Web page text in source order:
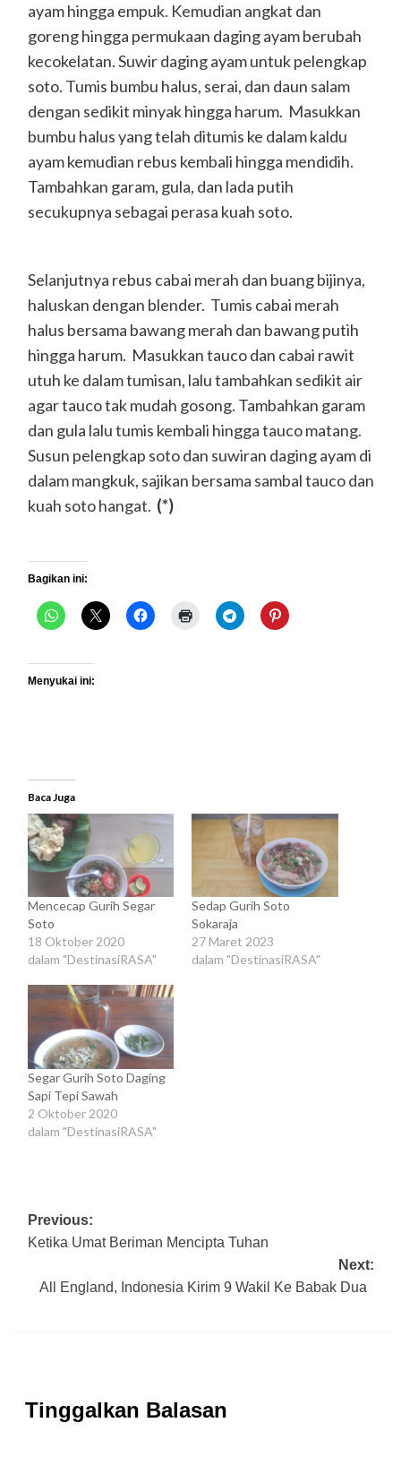
ayam hingga empuk. Kemudian angkat dan
goreng hingga permukaan daging ayam berubah
kecokelatan. Suwir daging ayam untuk pelengkap
soto. Tumis bumbu halus, serai, dan daun salam
dengan sedikit minyak hingga harum. Masukkan
bumbu halus yang telah ditumis ke dalam kaldu
ayam kemudian rebus kembali hingga mendidih.
Tambahkan garam, gula, dan lada putih
secukupnya sebagai perasa kuah soto.
Selanjutnya rebus cabai merah dan buang bijinya,
haluskan dengan blender. Tumis cabai merah
halus bersama bawang merah dan bawang putih
hingga harum. Masukkan tauco dan cabai rawit
utuh ke dalam tumisan, lalu tambahkan sedikit air
agar tauco tak mudah gosong. Tambahkan garam
dan gula lalu tumis kembali hingga tauco matang.
Susun pelengkap soto dan suwiran daging ayam di
dalam mangkuk, sajikan bersama sambal tauco dan
kuah soto hangat. (*)
Bagikan ini:
Menyukai ini:
Baca Juga
Mencecap Gurih Segar
Soto
18 Oktober 2020
dalam "DestinasiRASA"
Sedap Gurih Soto
Sokaraja
27 Maret 2023
dalam "DestinasiRASA"
Segar Gurih Soto Daging
Sapi Tepi Sawah
2 Oktober 2020
dalam "DestinasiRASA"
Post
navigation
Previous:
Ketika Umat Beriman Mencipta Tuhan
Next:
All England, Indonesia Kirim 9 Wakil Ke Babak Dua
Tinggalkan Balasan